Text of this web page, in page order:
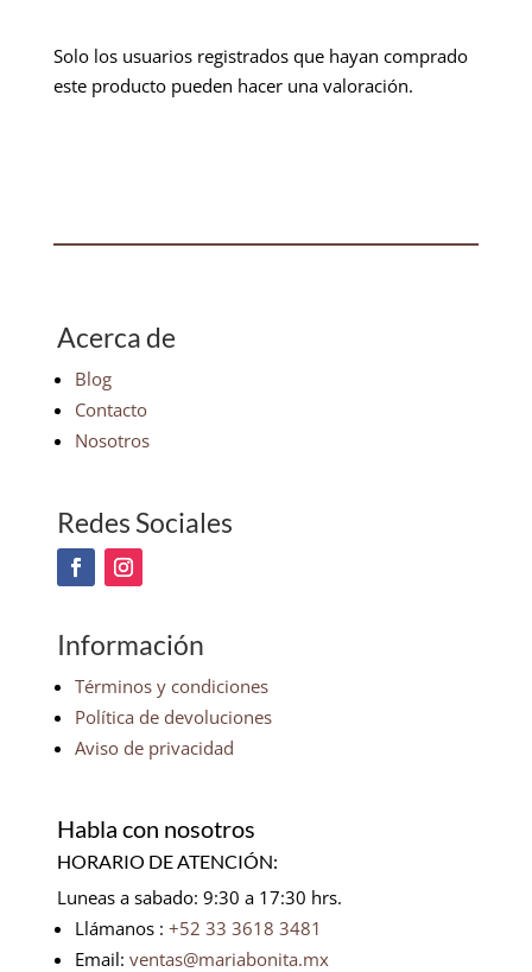
Solo los usuarios registrados que hayan comprado
este producto pueden hacer una valoración.
Acerca de
Blog
Contacto
Nosotros
Redes Sociales
Información
Términos y condiciones
Política de devoluciones
Aviso de privacidad
Habla con nosotros
HORARIO DE ATENCIÓN:
Luneas a sabado: 9:30 a 17:30 hrs.
Llámanos : +52 33 3618 3481
Email: ventas@mariabonita.mx